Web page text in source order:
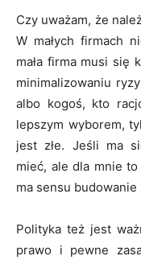
Czy uważam, że
W małych firmach
mała firma musi się
minimalizowaniu
albo kogoś, kto
lepszym wyborem,
jest złe. Jeśli ma
mieć, ale dla mnie
ma sensu budowanie
Polityka też jest
prawo i pewne